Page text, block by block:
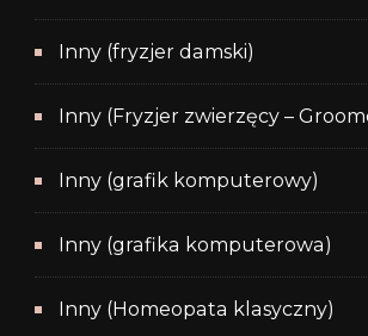
Inny (fryzjer damski)
Inny (Fryzjer zwierzęcy –
Inny (grafik komputerowy)
Inny (grafika komputerowa)
Inny (Homeopata klasyczny)